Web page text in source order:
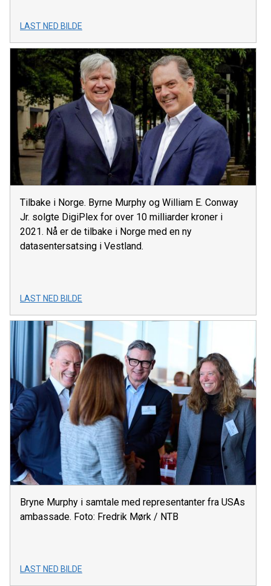
LAST NED BILDE
Tilbake i Norge. Byrne Murphy og William E. Conway
Jr. solgte DigiPlex for over 10 milliarder kroner i
2021. Nå er de tilbake i Norge med en ny
datasentersatsing i Vestland.
LAST NED BILDE
Bryne Murphy i samtale med representanter fra USAs
ambassade. Foto: Fredrik Mørk / NTB
LAST NED BILDE